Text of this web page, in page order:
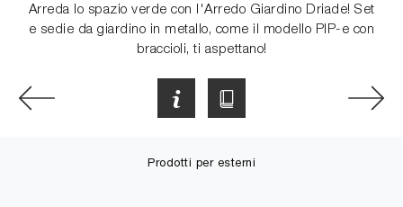
Arreda lo spazio verde con l'Arredo Giardino Driade! Set
e sedie da giardino in metallo, come il modello PIP-e con
braccioli, ti aspettano!
Prodotti per esterni